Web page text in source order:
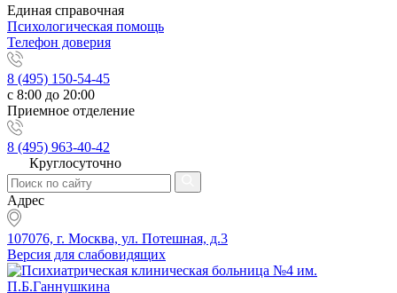
Единая справочная
Психологическая помощь
Телефон доверия
8 (495) 150-54-45
с 8:00 до 20:00
Приемное отделение
8 (495) 963-40-42
Круглосуточно
Адрес
107076, г. Москва, ул. Потешная, д.3
Версия для слабовидящих